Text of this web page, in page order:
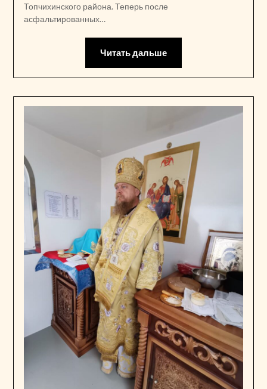
Топчихинского района. Теперь после
асфальтированных…
Читать дальше